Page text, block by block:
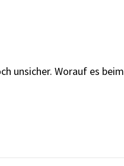
unsicher. Worauf es beim